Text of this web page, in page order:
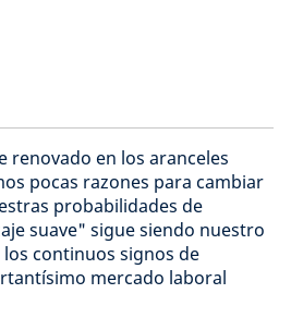
renovado en los aranceles
pocas razones para cambiar
probabilidades de
suave" sigue siendo nuestro
continuos signos de
mercado laboral